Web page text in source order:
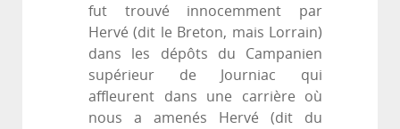
fut trouvé innocemment par
Hervé (dit le Breton, mais Lorrain)
dans les dépôts du Campanien
supérieur de Journiac qui
affleurent dans une carrière où
nous a amenés Hervé (dit du